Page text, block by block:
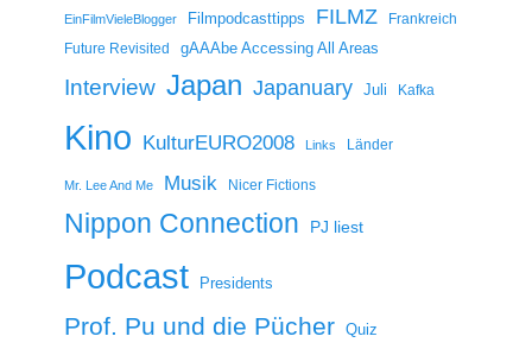
EinFilmVieleBlogger Filmpodcasttipps FILMZ
Frankreich
Future Revisited
gAAAbe Accessing All Areas
Interview Japan Japanuary Juli Kafka
Kino KulturEURO2008 Links Länder
Mr. Lee And Me Musik Nicer Fictions
Nippon Connection PJ liest
Podcast Presidents
Prof. Pu und die Pücher Quiz